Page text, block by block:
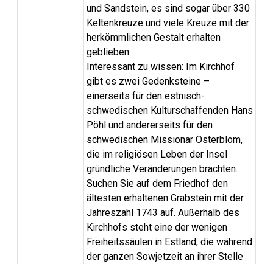
und Sandstein, es sind sogar über 330
Keltenkreuze und viele Kreuze mit der
herkömmlichen Gestalt erhalten
geblieben.
Interessant zu wissen: Im Kirchhof
gibt es zwei Gedenksteine –
einerseits für den estnisch-
schwedischen Kulturschaffenden Hans
Pöhl und andererseits für den
schwedischen Missionar Österblom,
die im religiösen Leben der Insel
gründliche Veränderungen brachten.
Suchen Sie auf dem Friedhof den
ältesten erhaltenen Grabstein mit der
Jahreszahl 1743 auf. Außerhalb des
Kirchhofs steht eine der wenigen
Freiheitssäulen in Estland, die während
der ganzen Sowjetzeit an ihrer Stelle